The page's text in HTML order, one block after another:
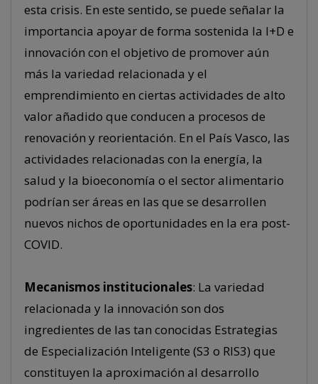
esta crisis. En este sentido, se puede señalar la
importancia apoyar de forma sostenida la I+D e
innovación con el objetivo de promover aún
más la variedad relacionada y el
emprendimiento en ciertas actividades de alto
valor añadido que conducen a procesos de
renovación y reorientación. En el País Vasco, las
actividades relacionadas con la energía, la
salud y la bioeconomía o el sector alimentario
podrían ser áreas en las que se desarrollen
nuevos nichos de oportunidades en la era post-
COVID.
Mecanismos institucionales: La variedad
relacionada y la innovación son dos
ingredientes de las tan conocidas Estrategias
de Especialización Inteligente (S3 o RIS3) que
constituyen la aproximación al desarrollo